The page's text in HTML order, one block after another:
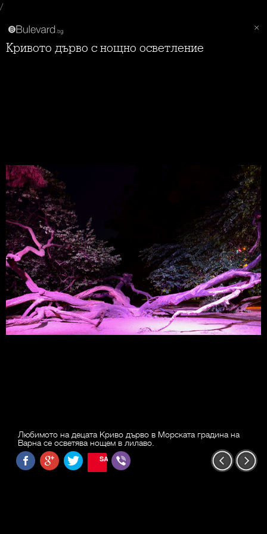
/
Кривото дърво с нощно осветление
Любимото на децата Криво дърво в Морската градина на
Варна се осветява нощем в лилаво.
SAVE